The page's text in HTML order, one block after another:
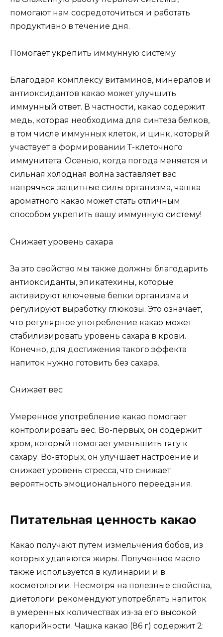
помогают нам сосредоточиться и работать
продуктивно в течение дня.
Помогает укрепить иммунную систему
Благодаря комплексу витаминов, минералов и
антиоксидантов какао может улучшить
иммунный ответ. В частности, какао содержит
медь, которая необходима для синтеза белков,
в том числе иммунных клеток, и цинк, который
участвует в формировании Т-клеточного
иммунитета. Осенью, когда погода меняется и
сильная холодная волна заставляет вас
напрячься защитные силы организма, чашка
ароматного какао может стать отличным
способом укрепить вашу иммунную систему!
Снижает уровень сахара
За это свойство мы также должны благодарить
антиоксиданты, эпикатехины, которые
активируют ключевые белки организма и
регулируют выработку глюкозы. Это означает,
что регулярное употребление какао может
стабилизировать уровень сахара в крови.
Конечно, для достижения такого эффекта
напиток нужно готовить без сахара.
Снижает вес
Умеренное употребление какао помогает
контролировать вес. Во-первых, он содержит
хром, который помогает уменьшить тягу к
сахару. Во-вторых, он улучшает настроение и
снижает уровень стресса, что снижает
вероятность эмоционального переедания.
Питательная ценность какао
Какао получают путем измельчения бобов, из
которых удаляются жиры. Полученное масло
также используется в кулинарии и в
косметологии. Несмотря на полезные свойства,
диетологи рекомендуют употреблять напиток
в умеренных количествах из-за его высокой
калорийности. Чашка какао (86 г) содержит 2: